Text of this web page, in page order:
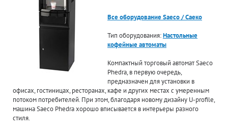
Все оборудование Saeco / Саеко
Тип оборудования:Настольные
кофейные автоматы
Компактный торговый автомат Saeco
Phedra, в первую очередь,
предназначен для установки в
офисах, гостиницах, ресторанах, кафе и других местах с умеренным
потоком потребителей. При этом, благодаря новому дизайну U-profile,
машина Saeco Phedra хорошо вписывается в интерьеры разного
стиля.